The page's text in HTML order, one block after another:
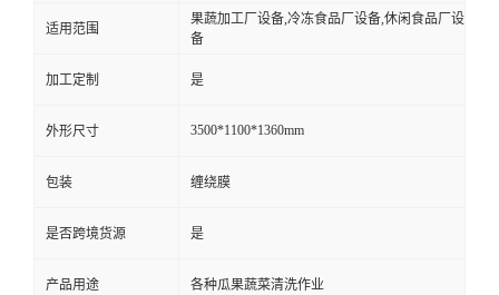
适用范围
果蔬加工厂设备,冷冻食品厂设备,休闲食品厂设
备
加工定制 是
外形尺寸 3500*1100*1360mm
包装 缠绕膜
是否跨境货源 是
产品用途 各种瓜果蔬菜清洗作业